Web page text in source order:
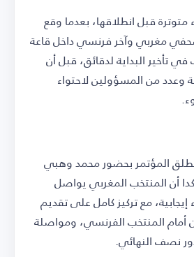
قبل انطلاقها، بعدما وقع
مغربي وآخر فرنسي داخل قاعة
تأخير البداية لدقائق، قبل أن
وعدد من المسؤولين لاحتواء
انطلق المؤتمر بحضور محمد وهبي
أن المنتخب المغربي يواصل
مع تركيز كامل على تقديم
المنتخب الفرنسي، ومواصلة
نصف النهائي.